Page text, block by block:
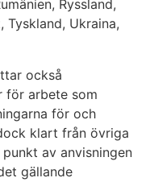
Ryssland,
Tyskland, Ukraina,
också
för arbete som
för och
klart från övriga
av anvisningen
gällande